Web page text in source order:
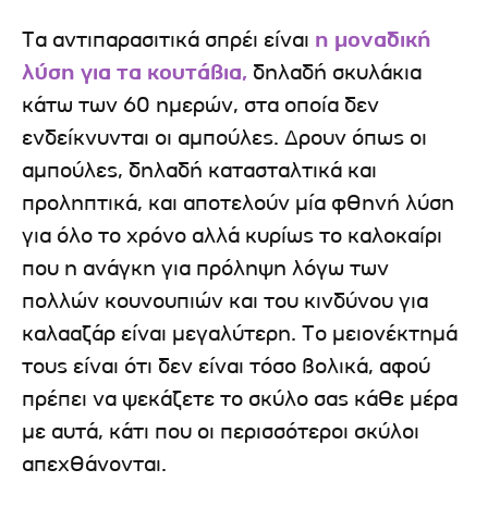
Τα αντιπαρασιτικά σπρέι είναι η μοναδική
λύση για τα κουτάβια, δηλαδή σκυλάκια
κάτω των 60 ημερών, στα οποία δεν
ενδείκνυνται οι αμπούλες. Δρουν όπως οι
αμπούλες, δηλαδή κατασταλτικά και
προληπτικά, και αποτελούν μία φθηνή λύση
για όλο το χρόνο αλλά κυρίως το καλοκαίρι
που η ανάγκη για πρόληψη λόγω των
πολλών κουνουπιών και του κινδύνου για
καλααζάρ είναι μεγαλύτερη. Το μειονέκτημά
τους είναι ότι δεν είναι τόσο βολικά, αφού
πρέπει να ψεκάζετε το σκύλο σας κάθε μέρα
με αυτά, κάτι που οι περισσότεροι σκύλοι
απεχθάνονται.